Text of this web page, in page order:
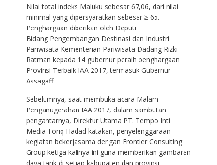
Nilai total indeks Maluku sebesar 67,06, dari nilai
minimal yang dipersyaratkan sebesar ≥ 65.
Penghargaan diberikan oleh Deputi
Bidang Pengembangan Destinasi dan Industri
Pariwisata Kementerian Pariwisata Dadang Rizki
Ratman kepada 14 gubernur peraih penghargaan
Provinsi Terbaik IAA 2017, termasuk Gubernur
Assagaff.
Sebelumnya, saat membuka acara Malam
Penganugerahan IAA 2017, dalam sambutan
pengantarnya, Direktur Utama PT. Tempo Inti
Media Toriq Hadad katakan, penyelenggaraan
kegiatan bekerjasama dengan Frontier Consulting
Group ketiga kalinya ini guna memberikan gambaran
daya tarik di setiap kabupaten dan provinsi.